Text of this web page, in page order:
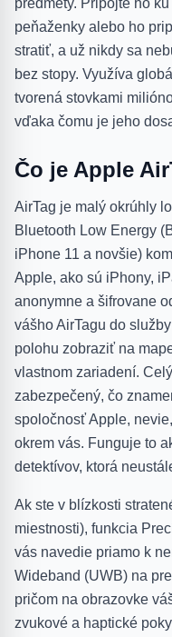
peňaženky alebo ho
stratiť, a už nikdy sa
bez stopy. Využíva
tvorená stovkami
vďaka čomu je jeho
Čo je Apple
AirTag je malý okrúhly
Bluetooth Low Energy
iPhone 11 a novšie)
Apple, ako sú iPhony,
anonymne a šifrovane
vášho AirTagu do
polohu zobraziť na
vlastnom zariadení.
zabezpečený, čo
spoločnosť Apple,
okrem vás. Funguje to
detektívov, ktorá
Ak ste v blízkosti
miestnosti), funkcia
vás navedie priamo k
Wideband (UWB) na
pričom na obrazovke
zvukové a haptické